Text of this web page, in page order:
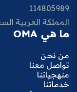
114805989
المملكة العربية
ما هي OMA
من نحن
تواصل معنا
منهجياتنا
خدماتنا